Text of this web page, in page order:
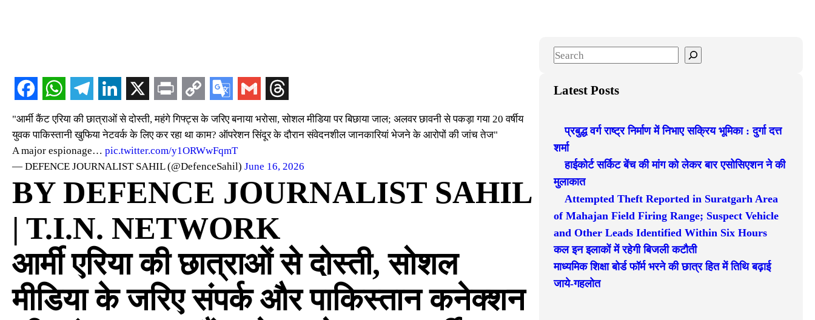
"आर्मी कैंट एरिया की छात्राओं से दोस्ती, महंगे गिफ्ट्स के जरिए बनाया भरोसा, सोशल मीडिया पर बिछाया जाल; अलवर छावनी से पकड़ा गया 20 वर्षीय
युवक पाकिस्तानी खुफिया नेटवर्क के लिए कर रहा था काम? ऑपरेशन सिंदूर के दौरान संवेदनशील जानकारियां भेजने के आरोपों की जांच तेज"
A major espionage… pic.twitter.com/y1ORWwFqmT
— DEFENCE JOURNALIST SAHIL (@DefenceSahil) June 16, 2026
BY DEFENCE JOURNALIST SAHIL
| T.I.N. NETWORK
आर्मी एरिया की छात्राओं से दोस्ती, सोशल
मीडिया के जरिए संपर्क और पाकिस्तान कनेक्शन
S
a
Latest Posts
प्रबुद्ध वर्ग राष्ट्र निर्माण में निभाए सक्रिय भूमिका : दुर्गा दत्त
शर्मा
हाईकोर्ट सर्किट बेंच की मांग को लेकर बार एसोसिएशन ने की
मुलाकात
Attempted Theft Reported in Suratgarh Area
of Mahajan Field Firing Range; Suspect Vehicle
and Other Leads Identified Within Six Hours
कल इन इलाकों में रहेगी बिजली कटौती
माध्यमिक शिक्षा बोर्ड फॉर्म भरने की छात्र हित में तिथि बढ़ाई
जाये-गहलोत